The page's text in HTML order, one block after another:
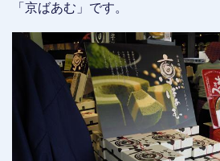
「京ばあむ」です。